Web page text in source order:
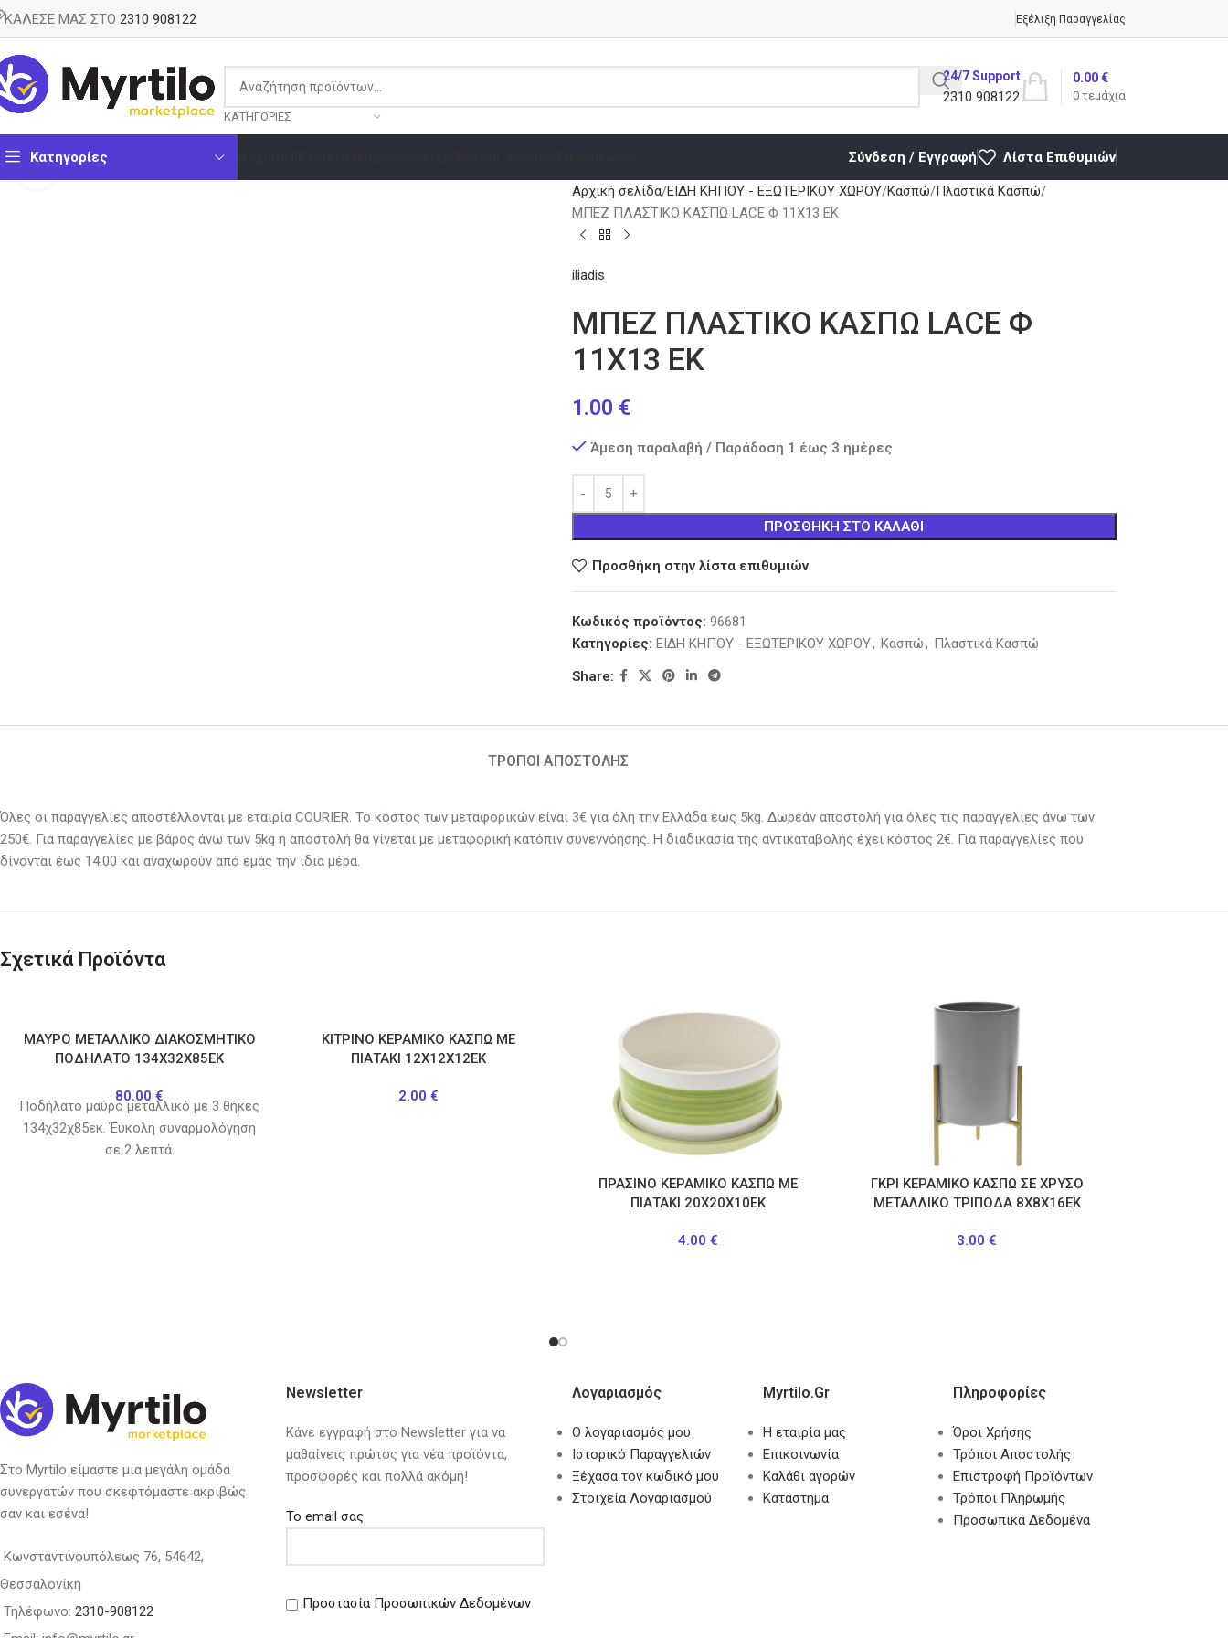
ΚΑΛΕΣΕ ΜΑΣ ΣΤΟ 2310 908122 Εξέλιξη Παραγγελίας
ΚΑΤΗΓΟΡΊΕΣ
24/7 Support
2310 908122 0 τεμάχια
0.00€
Κατηγορίες Σύνδεση / Εγγραφή Λίστα Επιθυμιών
Κάντε κλικ για μεγέθυνση
Αρχική σελίδα ΕΙΔΗ ΚΗΠΟΥ - ΕΞΩΤΕΡΙΚΟΥ ΧΩΡΟΥ Κασπώ Πλαστικά Κασπώ
ΜΠΕΖ ΠΛΑΣΤΙΚΟ ΚΑΣΠΩ LACE Φ 11Χ13 ΕΚ
iliadis
ΜΠΕΖ ΠΛΑΣΤΙΚΟ ΚΑΣΠΩ LACE Φ
11Χ13 ΕΚ
1.00 €
Άμεση παραλαβή / Παράδοση 1 έως 3 ημέρες
ΠΡΟΣΘΉΚΗ ΣΤΟ ΚΑΛΆΘΙ
Προσθήκη στην λίστα επιθυμιών
Κωδικός προϊόντος: 96681
Κατηγορίες: ΕΙΔΗ ΚΗΠΟΥ - ΕΞΩΤΕΡΙΚΟΥ ΧΩΡΟΥ, Κασπώ, Πλαστικά Κασπώ
Share:
ΤΡΟΠΟΙ ΑΠΟΣΤΟΛΗΣ
Όλες οι παραγγελίες αποστέλλονται με εταιρία COURIER. Το κόστος των μεταφορικών είναι 3€ για όλη την Ελλάδα έως 5kg. Δωρεάν αποστολή για όλες τις παραγγελίες άνω των
250€. Για παραγγελίες με βάρος άνω των 5kg η αποστολή θα γίνεται με μεταφορική κατόπιν συνεννόησης. H διαδικασία της αντικαταβολής έχει κόστος 2€. Για παραγγελίες που
δίνονται έως 14:00 και αναχωρούν από εμάς την ίδια μέρα.
Σχετικά Προϊόντα
ΜΑΥΡΟ ΜΕΤΑΛΛΙΚΟ ΔΙΑΚΟΣΜΗΤΙΚΟ
ΠΟΔΗΛΑΤΟ 134Χ32Χ85ΕΚ
80.00€
Ποδήλατο μαύρο μεταλλικό με 3 θήκες
134χ32χ85εκ. Έυκολη συναρμολόγηση
σε 2 λεπτά.
ΚΙΤΡΙΝΟ ΚΕΡΑΜΙΚΟ ΚΑΣΠΩ ΜΕ
ΠΙΑΤΑΚΙ 12Χ12Χ12ΕΚ
2.00€
ΠΡΑΣΙΝΟ ΚΕΡΑΜΙΚΟ ΚΑΣΠΩ ΜΕ
ΠΙΑΤΑΚΙ 20Χ20Χ10ΕΚ
4.00 €
ΓΚΡΙ ΚΕΡΑΜΙΚΟ ΚΑΣΠΩ ΣΕ ΧΡΥΣΟ
ΜΕΤΑΛΛΙΚΟ ΤΡΙΠΟΔΑ 8Χ8Χ16ΕΚ
3.00€
Στο Myrtilo είμαστε μια μεγάλη ομάδα
συνεργατών που σκεφτόμαστε ακριβώς
σαν και εσένα!
Κωνσταντινουπόλεως 76, 54642,
Θεσσαλονίκη
Τηλέφωνο: 2310-908122
Newsletter
Κάνε εγγραφή στο Newsletter για να
μαθαίνεις πρώτος για νέα προϊόντα,
προσφορές και πολλά ακόμη!
Το email σας
Προστασία Προσωπικών Δεδομένων
Λογαριασμός
Ο λογαριασμός μου
Ιστορικό Παραγγελιών
Ξέχασα τον κωδικό μου
Στοιχεία Λογαριασμού
Myrtilo.gr
Η εταιρία μας
Επικοινωνία
Καλάθι αγορών
Κατάστημα
Πληροφορίες
Όροι Χρήσης
Τρόποι Αποστολής
Επιστροφή Προϊόντων
Τρόποι Πληρωμής
Προσωπικά Δεδομένα